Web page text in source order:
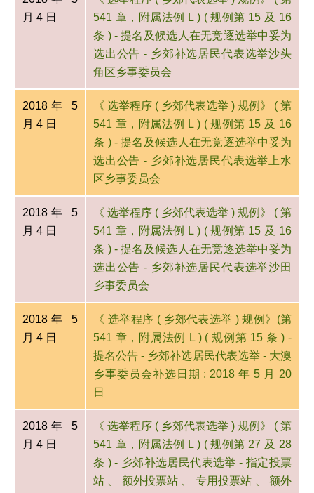
月 4 日
541 章，附属法例 L ) ( 规例第 15 及 16
条 ) - 提名及候选人在无竞逐选举中妥为
选出公告 - 乡郊补选居民代表选举沙头
角区乡事委员会
2018年 5
月 4 日
《 选举程序 ( 乡郊代表选举 ) 规例》 ( 第
541 章，附属法例 L ) ( 规例第 15 及 16
条 ) - 提名及候选人在无竞逐选举中妥为
选出公告 - 乡郊补选居民代表选举上水
区乡事委员会
2018年 5
月 4 日
《 选举程序 ( 乡郊代表选举 ) 规例》 ( 第
541 章，附属法例 L ) ( 规例第 15 及 16
条 ) - 提名及候选人在无竞逐选举中妥为
选出公告 - 乡郊补选居民代表选举沙田
乡事委员会
2018年 5
月 4 日
《 选举程序 ( 乡郊代表选举 ) 规例》(第
541 章，附属法例 L ) ( 规例第 15 条 ) -
提名公告 - 乡郊补选居民代表选举 - 大澳
乡事委员会补选日期 : 2018 年 5 月 20
日
2018年 5
月 4 日
《 选举程序 ( 乡郊代表选举 ) 规例》 ( 第
541 章，附属法例 L ) ( 规例第 27 及 28
条 ) - 乡郊补选居民代表选举 - 指定投票
站 、 额外投票站 、 专用投票站 、 额外